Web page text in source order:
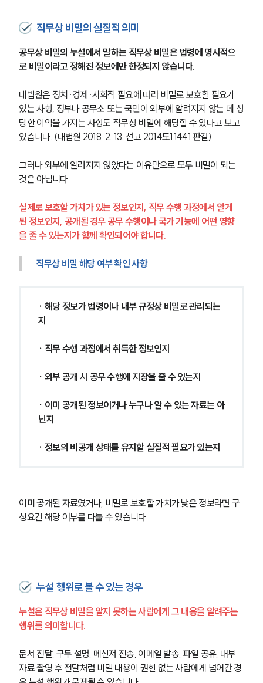
직무상 비밀의 실질적 의미
공무상 비밀의 누설에서 말하는 직무상 비밀은 법령에 명시적으
로 비밀이라고 정해진 정보에만 한정되지 않습니다.
대법원은 정치·경제·사회적 필요에 따라 비밀로 보호할 필요가
있는 사항, 정부나 공무소 또는 국민이 외부에 알려지지 않는 데 상
당한 이익을 가지는 사항도 직무상 비밀에 해당할 수 있다고 보고
있습니다. (대법원 2018. 2. 13. 선고 2014도11441 판결)
그러나 외부에 알려지지 않았다는 이유만으로 모두 비밀이 되는
것은 아닙니다.
실제로 보호할 가치가 있는 정보인지, 직무 수행 과정에서 알게
된 정보인지, 공개될 경우 공무 수행이나 국가 기능에 어떤 영향
을 줄 수 있는지가 함께 확인되어야 합니다.
직무상 비밀 해당 여부 확인 사항
· 해당 정보가 법령이나 내부 규정상 비밀로 관리되는
지
· 직무 수행 과정에서 취득한 정보인지
· 외부 공개 시 공무 수행에 지장을 줄 수 있는지
· 이미 공개된 정보이거나 누구나 알 수 있는 자료는 아
닌지
· 정보의 비공개 상태를 유지할 실질적 필요가 있는지
이미 공개된 자료였거나, 비밀로 보호할 가치가 낮은 정보라면 구
성요건 해당 여부를 다툴 수 있습니다.
누설 행위로 볼 수 있는 경우
누설은 직무상 비밀을 알지 못하는 사람에게 그 내용을 알려주는
행위를 의미합니다.
문서 전달, 구두 설명, 메신저 전송, 이메일 발송, 파일 공유, 내부
자료 촬영 후 전달처럼 비밀 내용이 권한 없는 사람에게 넘어간 경